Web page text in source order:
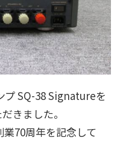
プ SQ-38 Signatureを
きました。
70周年を記念して